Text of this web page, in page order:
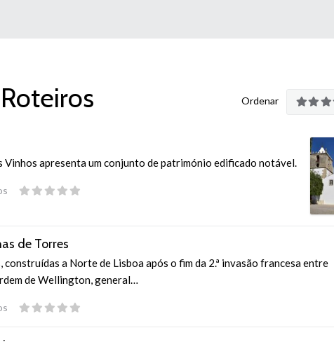
Ordenar
Vinhos apresenta um conjunto de património edificado notável.
de Torres
construídas a Norte de Lisboa após o fim da 2.ª invasão francesa entre
de Wellington, general…